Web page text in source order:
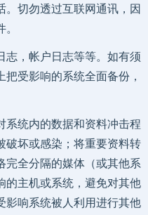
。切勿透过互联网通讯，因
志，帐户日志等等。如有须
受影响的系统全面备份，
系统内的数据和资料冲击程
破坏或感染；将重要资料转
完全分隔的媒体（或其他系
的主机或系统，避免对其他
影响系统被人利用进行其他